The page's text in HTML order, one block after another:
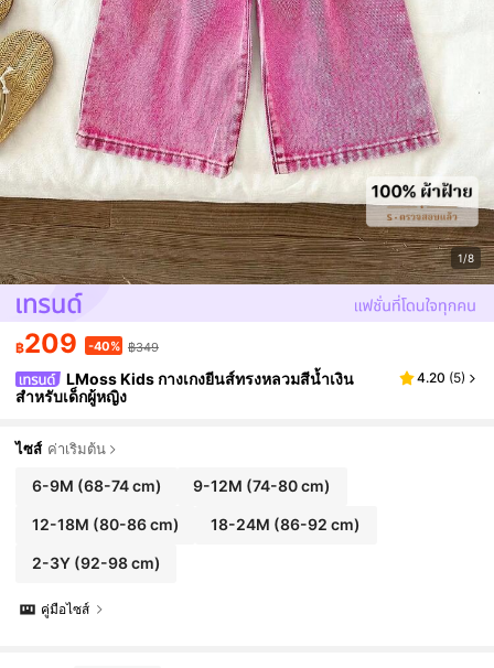
1/8
฿209 -40% ฿349
LMoss Kids กางเกงยีนส์ทรงหลวมสีน้ำเงิน
สำหรับเด็กผู้หญิง
4.20 (5)
ไซส์ ค่าเริ่มต้น
6-9M (68-74 cm) 9-12M (74-80 cm)
12-18M (80-86 cm) 18-24M (86-92 cm)
2-3Y(92-98 cm)
คู่มือไซส์